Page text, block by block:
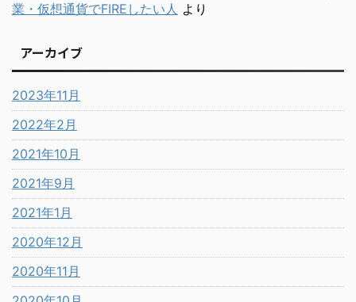
業・仮想通貨でFIREしたい人 より
アーカイブ
2023年11月
2022年2月
2021年10月
2021年9月
2021年1月
2020年12月
2020年11月